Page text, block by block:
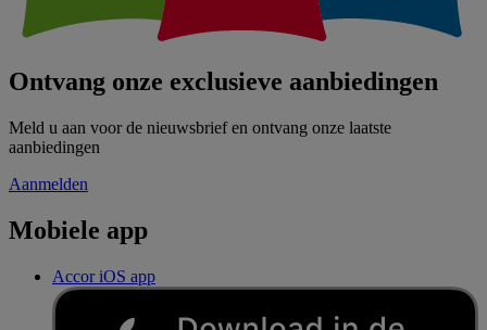
Ontvang onze exclusieve aanbiedingen
Meld u aan voor de nieuwsbrief en ontvang onze laatste
aanbiedingen
Aanmelden
Mobiele app
Accor iOS app